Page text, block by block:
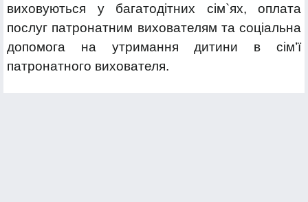
виховуються у багатодітних сім`ях, оплата
послуг патронатним вихователям та соціальна
допомога на утримання дитини в сім’ї
патронатного вихователя.